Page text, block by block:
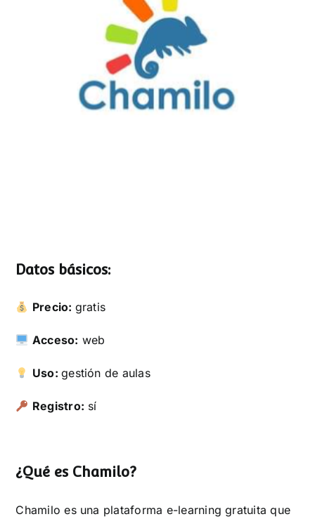
Datos básicos:
Precio: gratis
Acceso: web
Uso:gestión de aulas
Registro: sí
¿Qué es Chamilo?
Chamilo es una plataforma e-learning gratuita que